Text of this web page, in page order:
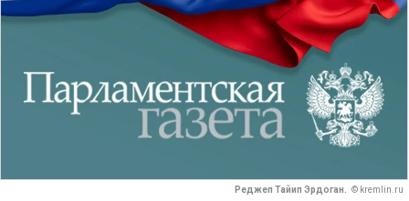
Реджеп Тайип Эрдоган. © kremlin.ru